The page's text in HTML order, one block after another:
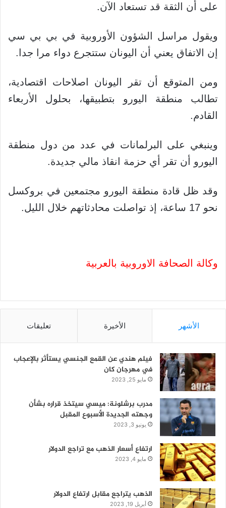
على أن الثقة قد تستعاد الآن.
ويقول مراسل الشؤون الأوروبية في بي بي سي
إن الاتفاق يعني أن اليونان ستتجرع دواء مرا جدا.
ومن المتوقع أن تقر اليونان اصلاحات اقتصادية،
تطالب منطقة اليورو بتطبيقها، بحلول الأربعاء
القادم.
وينبغي على البرلمانات في عدد من دول منطقة
اليورو أن تقر أي حزمة انقاذ مالي جديدة.
وقد ظل قادة منطقة اليورو مجتمعين في بروكسل
نحو 17 ساعة، إذ تواصلت محادثاتهم خلال الليل.
وكالة الصحافة الاوروبية بالعربية
الأشهر الأخيرة تعليقات
فيلم هندي عن القمع الجنسي يستأثر بالإعجاب
في مهرجان كان
مايو 25, 2023
مدرب برشلونة: ميسي سيتخذ قراره بشأن
وجهته الجديدة الأسبوع المقبل
يونيو 3, 2023
ارتفاع أسعار الذهب مع تراجع الدولار
مايو 4, 2023
الذهب يتراجع مقابل ارتفاع الدولار
أبريل 19, 2023